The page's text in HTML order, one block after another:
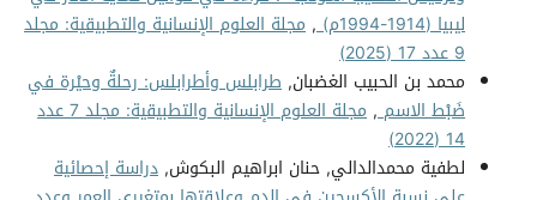
ليبيا (1914-1994م)
, مجلة العلوم الإنسانية والتطبيقية: مجلد
9 عدد 17 (2025)
محمد بن الحبيب الغضبان, طرابلس وأطرابلس: رحلةٌ وحيْرة في
ضَبْط الاسم,
مجلة العلوم الإنسانية والتطبيقية: مجلد 7 عدد
14 (2022)
لطفية محمدالدالي, حنان ابراهيم البكوش, دراسة إحصائية